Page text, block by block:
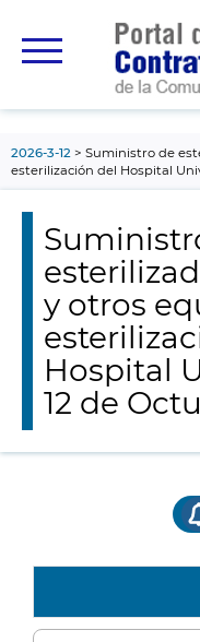
principal
2026-3-12
Suministro de
esterilización del Hospital
y otros
Hospital
12 de